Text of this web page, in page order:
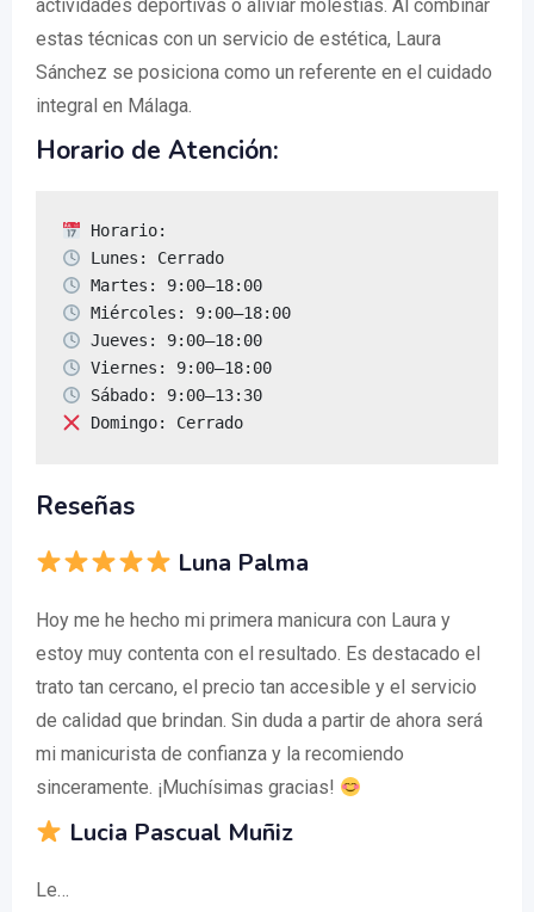
actividades deportivas o aliviar molestias. Al combinar
estas técnicas con un servicio de estética, Laura
Sánchez se posiciona como un referente en el cuidado
integral en Málaga.
Horario de Atención:
Domingo: Cerrado
Reseñas
Luna Palma
Hoy me he hecho mi primera manicura con Laura y
estoy muy contenta con el resultado. Es destacado el
trato tan cercano, el precio tan accesible y el servicio
de calidad que brindan. Sin duda a partir de ahora será
mi manicurista de confianza y la recomiendo
sinceramente. ¡Muchísimas gracias!
Lucia Pascual Muñiz
Le…